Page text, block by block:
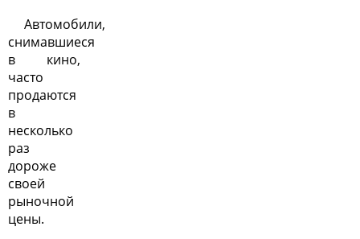
Автомобили,
снимавшиеся
в кино,
часто
продаются
в
несколько
раз
дороже
своей
рыночной
цены.